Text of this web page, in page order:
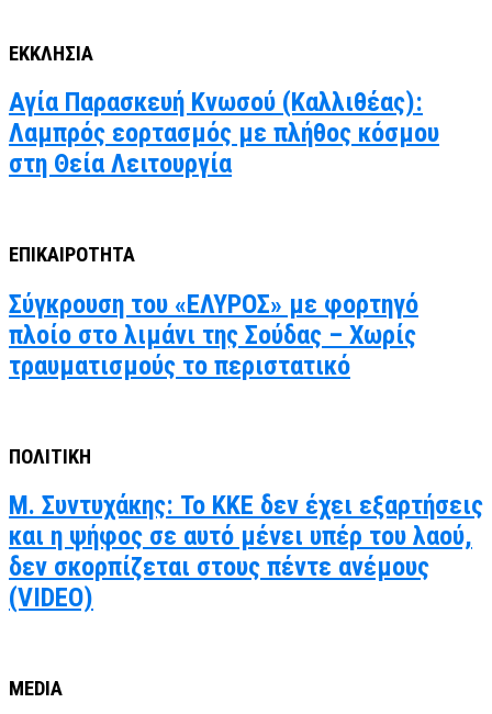
ΕΚΚΛΗΣΙΑ
Αγία Παρασκευή Κνωσού (Καλλιθέας):
Λαμπρός εορτασμός με πλήθος κόσμου
στη Θεία Λειτουργία
ΕΠΙΚΑΙΡΟΤΗΤΑ
Σύγκρουση του «ΕΛΥΡΟΣ» με φορτηγό
πλοίο στο λιμάνι της Σούδας – Χωρίς
τραυματισμούς το περιστατικό
ΠΟΛΙΤΙΚΗ
Μ. Συντυχάκης: Το ΚΚΕ δεν έχει εξαρτήσεις
και η ψήφος σε αυτό μένει υπέρ του λαού,
δεν σκορπίζεται στους πέντε ανέμους
(VIDEO)
MEDIA